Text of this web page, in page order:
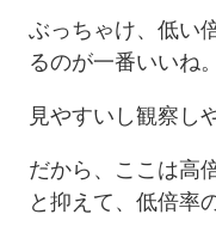
ぶっちゃけ、低い
るのが一番いいね。
見やすいし観察し
だから、ここは高
と抑えて、低倍率